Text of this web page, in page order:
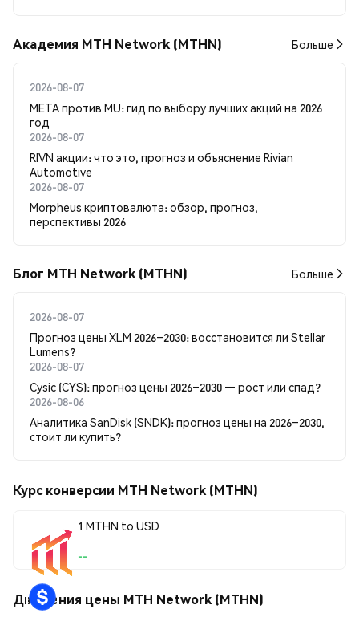
Академия MTH Network (MTHN) Больше
2026-08-07
META против MU: гид по выбору лучших акций на 2026
год
2026-08-07
RIVN акции: что это, прогноз и объяснение Rivian
Automotive
2026-08-07
Morpheus криптовалюта: обзор, прогноз,
перспективы 2026
Блог MTH Network (MTHN) Больше
2026-08-07
Прогноз цены XLM 2026–2030: восстановится ли Stellar
Lumens?
2026-08-07
Cysic (CYS): прогноз цены 2026–2030 — рост или спад?
2026-08-06
Аналитика SanDisk (SNDK): прогноз цены на 2026–2030,
стоит ли купить?
Курс конверсии MTH Network (MTHN)
1 MTHN to USD
--
Движения цены MTH Network (MTHN)